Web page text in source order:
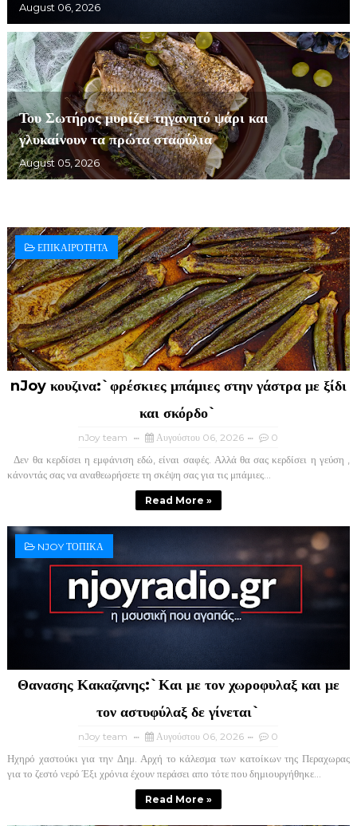
August 06, 2026
Του Σωτήρος μυρίζει τηγανητό ψάρι και
γλυκαίνουν τα πρώτα σταφύλια
August 05, 2026
ΕΠΙΚΑΙΡΌΤΗΤΑ
nJoy κουζινα:`φρέσκιες μπάμιες στην γάστρα με ξίδι
και σκόρδο`
nJoy team Αυγούστου 06, 2026 0
Δεν θα κερδίσει η εμφάνιση εδώ, είναι σαφές. Αλλά θα σας κερδίσει η γεύση ,
κάνοντάς σας να αναθεωρήσετε τη σκέψη σας για τις μπάμιες...
Read More »
NJOY ΤΟΠΙΚΑ
Θανασης Κακαζανης:`Και με τον χωροφυλαξ και με
τον αστυφύλαξ δε γίνεται`
nJoy team Αυγούστου 06, 2026 0
Ηχηρό χαστούκι για την Δημ. Αρχή το κάλεσμα των κατοίκων της Περαχωρας
για το ζεστό νερό Έξι χρόνια έχουν περάσει απο τότε που δημιουργήθηκε...
Read More »